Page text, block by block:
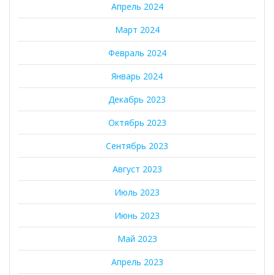
Апрель 2024
Март 2024
Февраль 2024
Январь 2024
Декабрь 2023
Октябрь 2023
Сентябрь 2023
Август 2023
Июль 2023
Июнь 2023
Май 2023
Апрель 2023